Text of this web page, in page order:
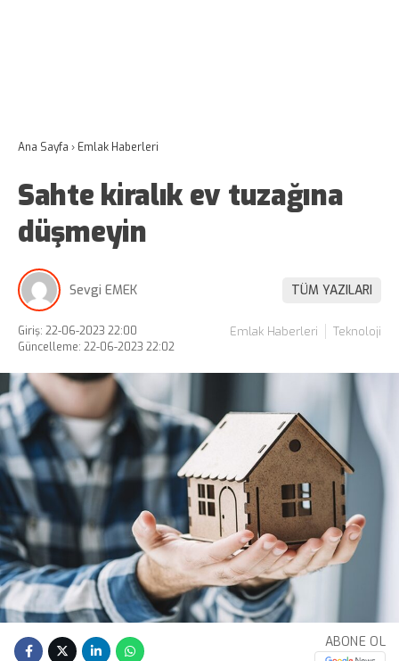
Ana Sayfa › Emlak Haberleri
Sahte kiralık ev tuzağına
düşmeyin
Sevgi EMEK TÜM YAZILARI
Giriş: 22-06-2023 22:00
Güncelleme: 22-06-2023 22:02
Emlak Haberleri Teknoloji
ABONE OL